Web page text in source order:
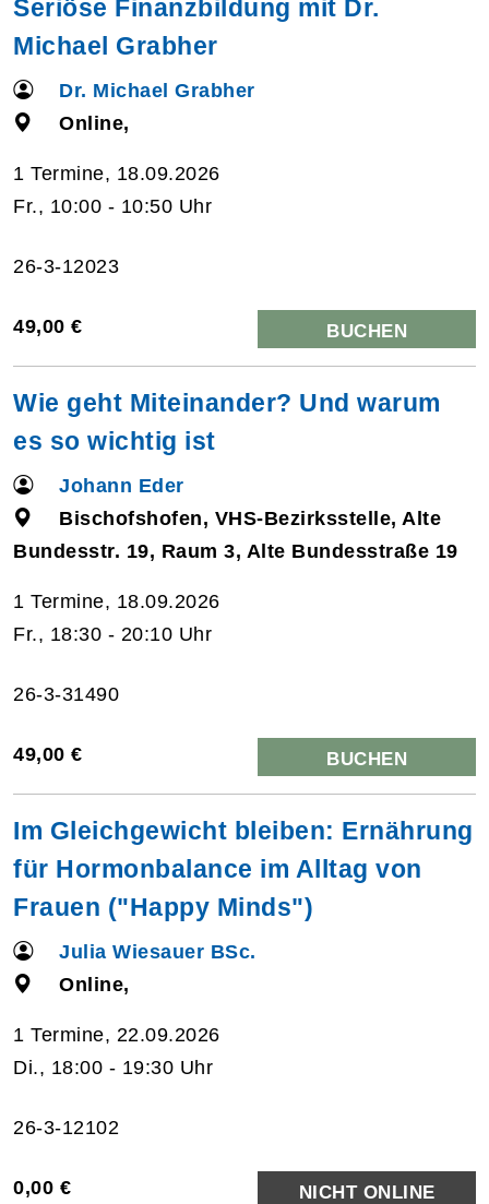
Seriöse Finanzbildung mit Dr.
Michael Grabher
Dr. Michael Grabher
Online,
1 Termine, 18.09.2026
Fr., 10:00 - 10:50 Uhr
26-3-12023
49,00 € BUCHEN
Wie geht Miteinander? Und warum
es so wichtig ist
Johann Eder
Bischofshofen, VHS-Bezirksstelle, Alte
Bundesstr. 19, Raum 3, Alte Bundesstraße 19
1 Termine, 18.09.2026
Fr., 18:30 - 20:10 Uhr
26-3-31490
49,00 € BUCHEN
Im Gleichgewicht bleiben: Ernährung
für Hormonbalance im Alltag von
Frauen ("Happy Minds")
Julia Wiesauer BSc.
Online,
1 Termine, 22.09.2026
Di., 18:00 - 19:30 Uhr
26-3-12102
0,00 €
NICHT ONLINE